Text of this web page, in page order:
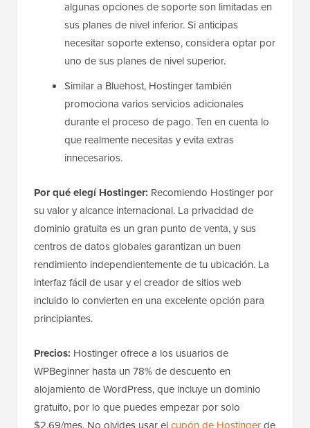
algunas opciones de soporte son limitadas en
sus planes de nivel inferior. Si anticipas
necesitar soporte extenso, considera optar por
uno de sus planes de nivel superior.
Similar a Bluehost, Hostinger también
promociona varios servicios adicionales
durante el proceso de pago. Ten en cuenta lo
que realmente necesitas y evita extras
innecesarios.
Por qué elegí Hostinger: Recomiendo Hostinger por
su valor y alcance internacional. La privacidad de
dominio gratuita es un gran punto de venta, y sus
centros de datos globales garantizan un buen
rendimiento independientemente de tu ubicación. La
interfaz fácil de usar y el creador de sitios web
incluido lo convierten en una excelente opción para
principiantes.
Precios: Hostinger ofrece a los usuarios de
WPBeginner hasta un 78% de descuento en
alojamiento de WordPress, que incluye un dominio
gratuito, por lo que puedes empezar por solo